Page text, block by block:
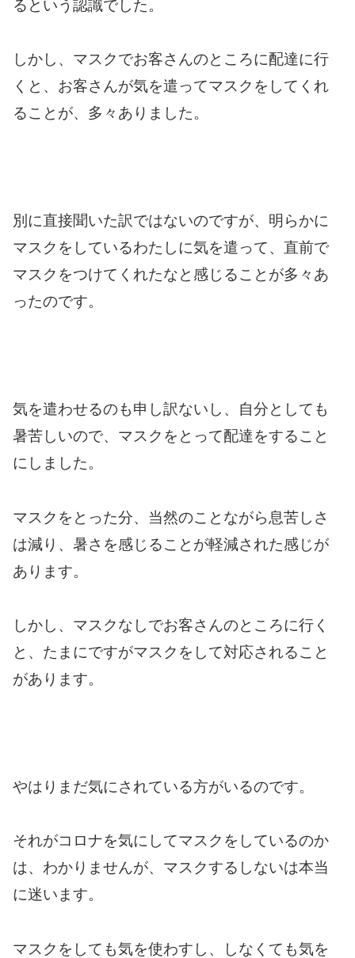
るという認識でした。
しかし、マスクでお客さんのところに配達に行
くと、お客さんが気を遣ってマスクをしてくれ
ることが、多々ありました。
別に直接聞いた訳ではないのですが、明らかに
マスクをしているわたしに気を遣って、直前で
マスクをつけてくれたなと感じることが多々あ
ったのです。
気を遣わせるのも申し訳ないし、自分としても
暑苦しいので、マスクをとって配達をすること
にしました。
マスクをとった分、当然のことながら息苦しさ
は減り、暑さを感じることが軽減された感じが
あります。
しかし、マスクなしでお客さんのところに行く
と、たまにですがマスクをして対応されること
があります。
やはりまだ気にされている方がいるのです。
それがコロナを気にしてマスクをしているのか
は、わかりませんが、マスクするしないは本当
に迷います。
マスクをしても気を使わすし、しなくても気を